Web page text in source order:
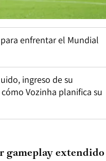
para enfrentar el Mundial
ingreso de su
Vozinha planifica su
gameplay extendido